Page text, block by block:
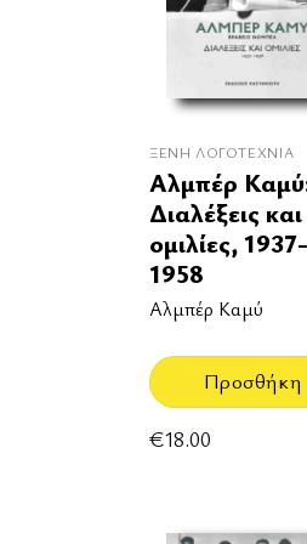
ΞΈΝΗ ΛΟΓΟΤΕΧΝΊΑ
Αλμπέρ
Διαλέξεις και
ομιλίες, 1937-
1958
Αλμπέρ Καμύ
Προσθήκη
€18.00